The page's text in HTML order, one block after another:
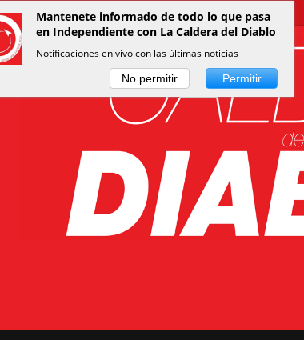
Mantenete informado de todo lo que pasa
en Independiente con La Caldera del Diablo
Notificaciones en vivo con las últimas noticias
No permitir Permitir